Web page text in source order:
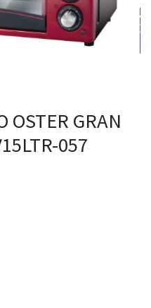
OSTER GRAN
057